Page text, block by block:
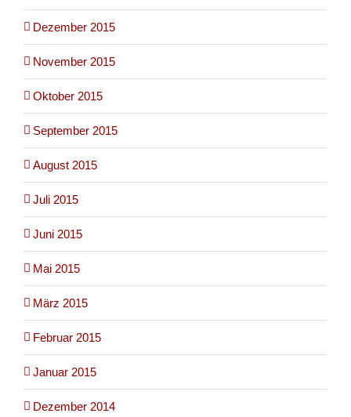
Dezember 2015
November 2015
Oktober 2015
September 2015
August 2015
Juli 2015
Juni 2015
Mai 2015
März 2015
Februar 2015
Januar 2015
Dezember 2014